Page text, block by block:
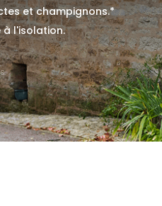
et champignons.*
à l'isolation.